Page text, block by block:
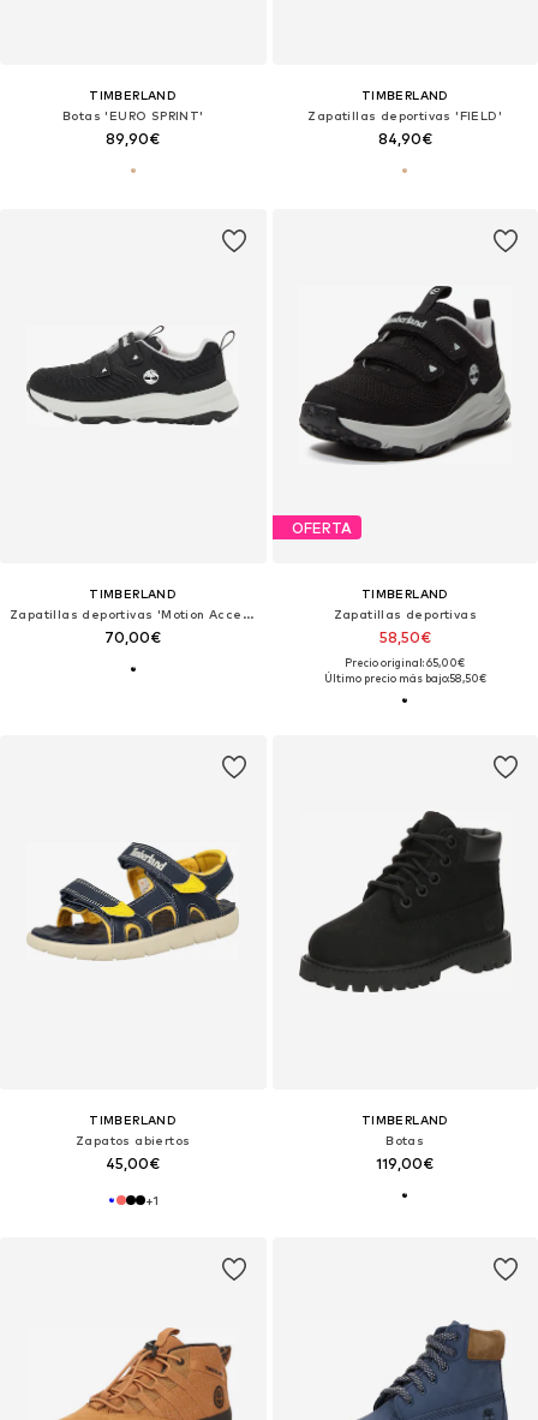
TIMBERLAND
Botas 'EURO SPRINT'
89,90€
TIMBERLAND
Zapatillas deportivas 'FIELD'
84,90€
TIMBERLAND
Zapatillas deportivas 'Motion Access'
70,00€
OFERTA
TIMBERLAND
Zapatillas deportivas
58,50€
Precio original: 65,00€
Último precio más bajo:58,50€
TIMBERLAND
Zapatos abiertos
45,00€
+1
TIMBERLAND
Botas
119,00€